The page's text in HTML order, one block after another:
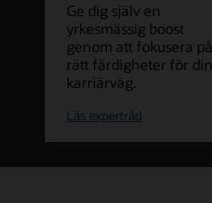
Ge dig själv en
yrkesmässig boost
genom att fokusera på
rätt färdigheter för din
karriärväg.
Läs expertrådhur
kan
dina